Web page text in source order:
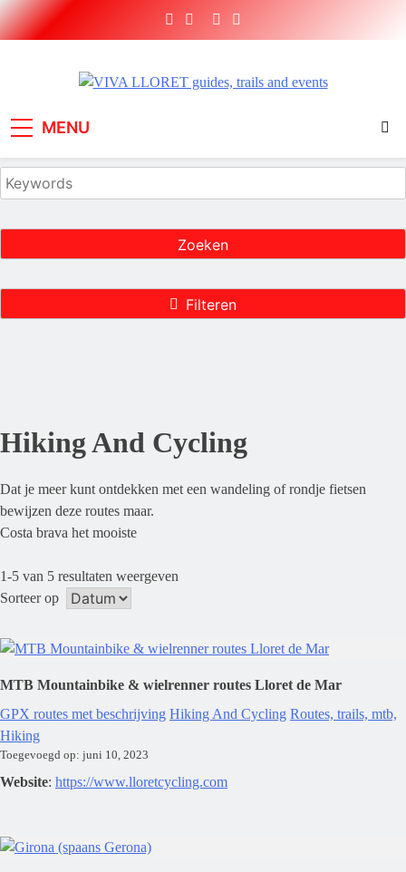
Ga
naar
MENU
Zoeken
Filteren
Hiking And Cycling
Dat je meer kunt ontdekken met een wandeling of rondje fietsen
bewijzen deze routes maar.
Costa brava het mooiste
1-5 van 5 resultaten weergeven
Sorteer op
MTB Mountainbike & wielrenner routes Lloret de Mar
GPX routes met beschrijving Hiking And Cycling Routes, trails, mtb,
Hiking
Toegevoegd op: juni 10, 2023
Website: https://www.lloretcycling.com